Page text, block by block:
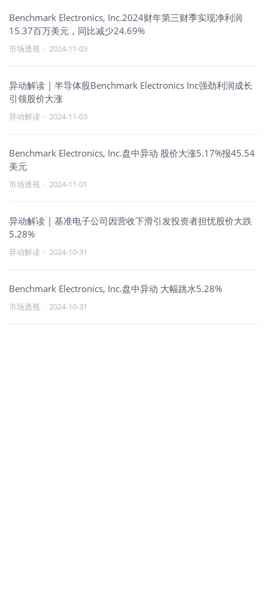
Benchmark Electronics, Inc.2024财年第三财季实现净利润
15.37百万美元，同比减少24.69%
市场透视 · 2024-11-03
异动解读 | 半导体股Benchmark Electronics Inc强劲利润成长
引领股价大涨
异动解读 · 2024-11-03
Benchmark Electronics, Inc.盘中异动 股价大涨5.17%报45.54
美元
市场透视 · 2024-11-01
异动解读 | 基准电子公司因营收下滑引发投资者担忧股价大跌
5.28%
异动解读 · 2024-10-31
Benchmark Electronics, Inc.盘中异动 大幅跳水5.28%
市场透视 · 2024-10-31